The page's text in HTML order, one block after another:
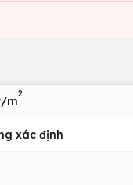
m
2
xác định